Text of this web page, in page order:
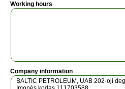
Working hours
Company information